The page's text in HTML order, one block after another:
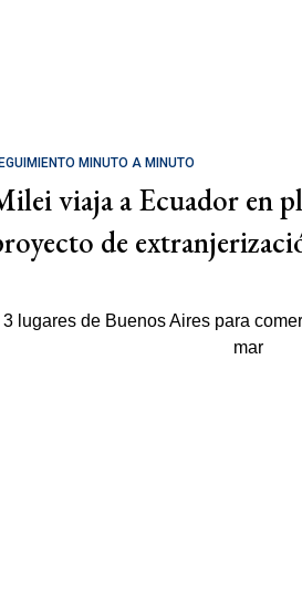
MINUTO A MINUTO
viaja a Ecuador en
de